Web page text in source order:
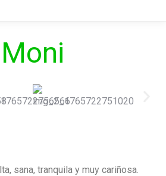
Moni
sana, tranquila y muy cariñosa.